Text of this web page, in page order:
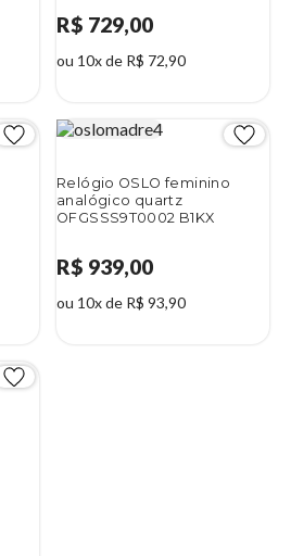
R$ 729,00
ou 10x de R$ 72,90
Relógio OSLO feminino
analógico quartz
OFGSSS9T0002 B1KX
R$ 939,00
ou 10x de R$ 93,90